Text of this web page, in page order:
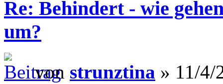
Re: Behindert - wie
um?
von strunztina » 11/4/